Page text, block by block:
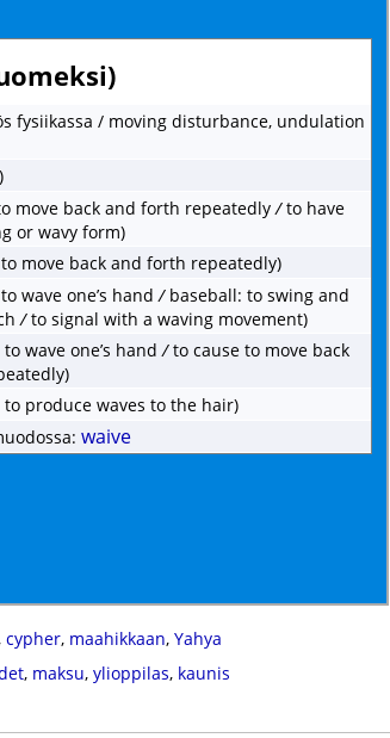
fysiikassa / moving disturbance, undulation
)
move back and forth repeatedly/to have
or wavy form)
move back and forth repeatedly)
wave one’s hand/ baseball: to swing and
/to signal with a waving movement)
to wave one’s hand/to cause to move back
to produce waves to the hair)
waive
cypher, maahikkaan, Yahya
, maksu, ylioppilas, kaunis